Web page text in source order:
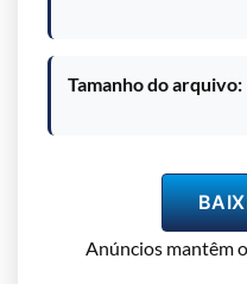
Tamanho do arquivo:
Anúncios mantêm